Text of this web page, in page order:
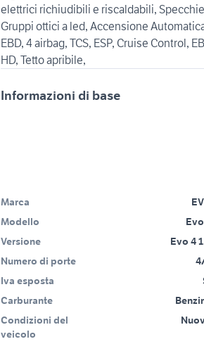
elettrici richiudibili e riscaldabili,
Gruppi ottici a led, Accensione
EBD, 4 airbag, TCS, ESP, Cruise Control,
HD, Tetto apribile,
Informazioni di base
Marca
Modello
Versione
Evo 4
Numero di porte
Iva esposta
Carburante
Condizioni del
veicolo